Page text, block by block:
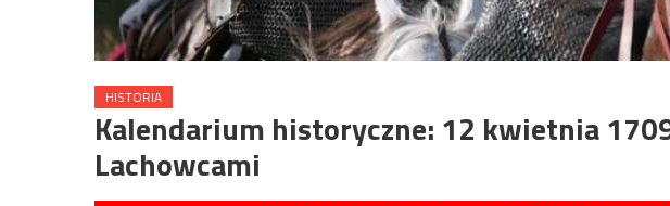
HISTORIA
Kalendarium historyczne: 12 kwietnia
Lachowcami